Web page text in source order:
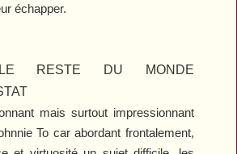
échapper.
RESTE DU MONDE
mais surtout impressionnant
To car abordant frontalement,